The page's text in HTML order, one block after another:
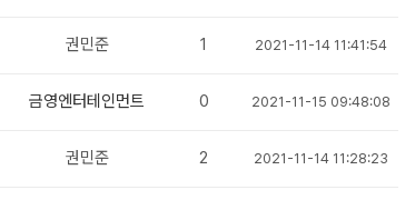
권민준 1 2021-11-14 11:41:54
금영엔터테인먼트 0 2021-11-15 09:48:08
권민준 2 2021-11-14 11:28:23